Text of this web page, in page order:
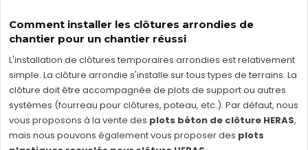
Comment installer les clôtures arrondies de
chantier pour un chantier réussi
L'installation de clôtures temporaires arrondies est relativement
simple. La clôture arrondie s'installe sur tous types de terrains. La
clôture doit être accompagnée de plots de support ou autres
systèmes (fourreau pour clôtures, poteau, etc.). Par défaut, nous
vous proposons à la vente des plots béton de clôture HERAS,
mais nous pouvons également vous proposer des plots